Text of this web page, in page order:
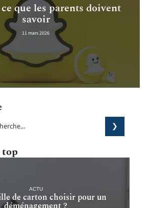
que les parents doivent
savoir
11 mars 2026
ACTU
de carton choisir pour un